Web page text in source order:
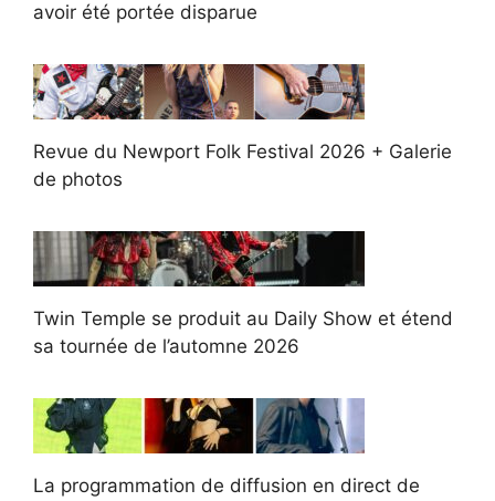
avoir été portée disparue
Revue du Newport Folk Festival 2026 + Galerie
de photos
Twin Temple se produit au Daily Show et étend
sa tournée de l’automne 2026
La programmation de diffusion en direct de